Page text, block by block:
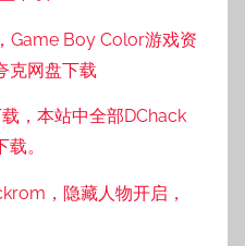
Game Boy Color游戏资
克网盘下载
，本站中全部DChack
。
，隐藏人物开启，